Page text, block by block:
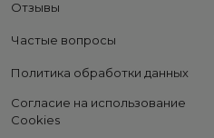
Отзывы
Частые вопросы
Политика обработки данных
Согласие на использование
Cookies